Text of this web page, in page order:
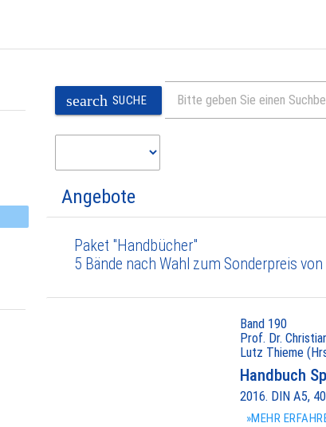
search SUCHE
Angebote
Paket "Handbücher"
5 Bände nach Wahl zum Sonderpreis
Band 190
Prof. Dr.
Lutz Thieme
Handbuch
2016. DIN A5,
»MEHR